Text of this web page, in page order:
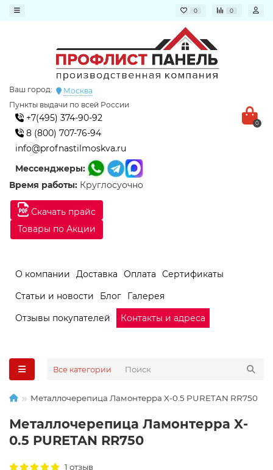
0 0
Скачать прайс
Товары по Акции
Ваш город:
Москва
Пункты выдачи по всей России
+7(495) 374-90-92
8 (800) 707-76-94
info@profnastilmoskva.ru
Мессенджеры:
Время работы: Круглосуочно
0
О компании Доставка Оплата
Сертификаты
Статьи и новости
Блог
Галерея
Отзывы покупателей
Контакты и адреса
Все категории
Металлочерепица Ламонтерра X-0.5 PURETAN RR750
Металлочерепица Ламонтерра X-
0.5 PURETAN RR750
1 отзыв